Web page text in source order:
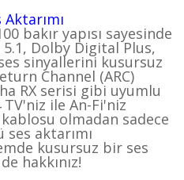
bakır yapısı sayesinde
Dolby Digital Plus,
sinyallerini kusursuz
Channel (ARC)
RX serisi gibi uyumlu
ile An-Fi'niz
kablosu olmadan sadece
aktarımı
kusursuz bir ses
hakkınız!